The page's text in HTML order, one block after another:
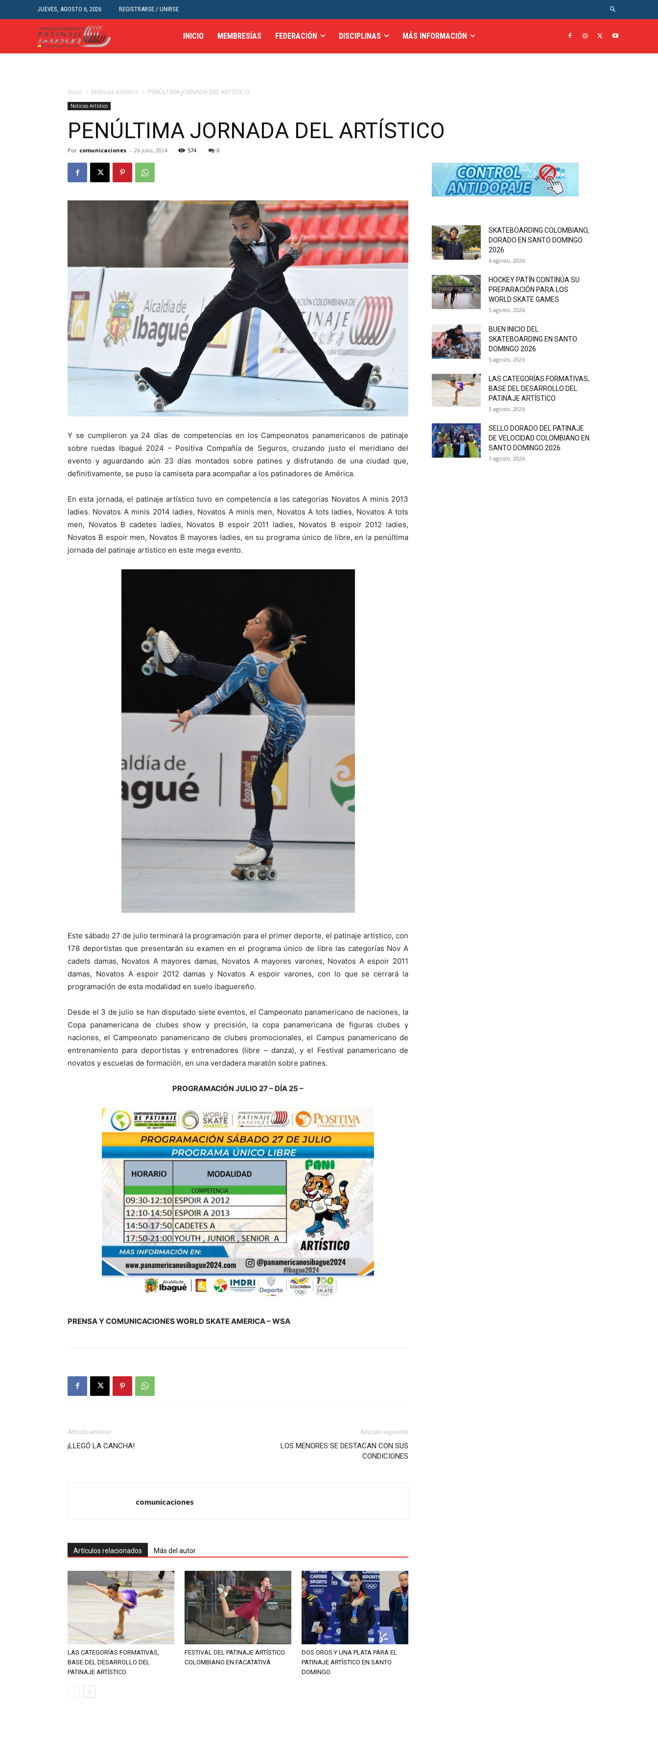
JUEVES, AGOSTO 6, 2026 REGISTRARSE / UNIRSE
INICIO MEMBRESÍAS FEDERACIÓN DISCIPLINAS MÁS INFORMACIÓN
Inicio Noticias Artístico PENÚLTIMA JORNADA DEL ARTÍSTICO
Noticias Artístico
PENÚLTIMA JORNADA DEL ARTÍSTICO
Por comunicaciones - 26 julio, 2024 574 0
Y se cumplieron ya 24 días de competencias en los Campeonatos panamericanos de patinaje
sobre ruedas Ibagué 2024 – Positiva Compañía de Seguros, cruzando justo el meridiano del
evento y aguardando aún 23 días montados sobre patines y disfrutando de una ciudad que,
definitivamente, se puso la camiseta para acompañar a los patinadores de América.
En esta jornada, el patinaje artístico tuvo en competencia a las categorías Novatos A minis 2013
ladies. Novatos A minis 2014 ladies, Novatos A minis men, Novatos A tots ladies, Novatos A tots
men, Novatos B cadetes ladies, Novatos B espoir 2011 ladies, Novatos B espoir 2012 ladies,
Novatos B espoir men, Novatos B mayores ladies, en su programa único de libre, en la penúltima
jornada del patinaje artístico en este mega evento.
Este sábado 27 de julio terminará la programación para el primer deporte, el patinaje artístico, con
178 deportistas que presentarán su examen en el programa único de libre las categorías Nov A
cadets damas, Novatos A mayores damas, Novatos A mayores varones, Novatos A espoir 2011
damas, Novatos A espoir 2012 damas y Novatos A espoir varones, con lo que se cerrará la
programación de esta modalidad en suelo ibaguereño.
Desde el 3 de julio se han disputado siete eventos, el Campeonato panamericano de naciones, la
Copa panamericana de clubes show y precisión, la copa panamericana de figuras clubes y
naciones, el Campeonato panamericano de clubes promocionales, el Campus panamericano de
entrenamiento para deportistas y entrenadores (libre – danza), y el Festival panamericano de
novatos y escuelas de formación, en una verdadera maratón sobre patines.
PROGRAMACIÓN JULIO 27 – DÍA 25 –
PRENSA Y COMUNICACIONES WORLD SKATE AMERICA – WSA
Artículo anterior
¡LLEGÓ LA CANCHA!
Artículo siguiente
LOS MENORES SE DESTACAN CON SUS
CONDICIONES
comunicaciones
Artículos relacionados Más del autor
LAS CATEGORÍAS FORMATIVAS,
BASE DEL DESARROLLO DEL
PATINAJE ARTÍSTICO
FESTIVAL DEL PATINAJE ARTÍSTICO
COLOMBIANO EN FACATATIVÁ
DOS OROS Y UNA PLATA PARA EL
PATINAJE ARTÍSTICO EN SANTO
DOMINGO
SKATEBOARDING COLOMBIANO,
DORADO EN SANTO DOMINGO
2026
6 agosto, 2026
HOCKEY PATÍN CONTINÚA SU
PREPARACIÓN PARA LOS
WORLD SKATE GAMES
5 agosto, 2026
BUEN INICIO DEL
SKATEBOARDING EN SANTO
DOMINGO 2026
5 agosto, 2026
LAS CATEGORÍAS FORMATIVAS,
BASE DEL DESARROLLO DEL
PATINAJE ARTÍSTICO
3 agosto, 2026
SELLO DORADO DEL PATINAJE
DE VELOCIDAD COLOMBIANO EN
SANTO DOMINGO 2026
1 agosto, 2026